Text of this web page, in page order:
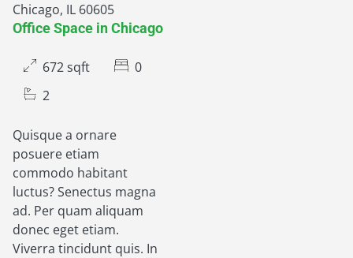
Chicago, IL 60605
Office Space in Chicago
672 sqft
0
2
Quisque a ornare
posuere etiam
commodo habitant
luctus? Senectus magna
ad. Per quam aliquam
donec eget etiam.
Viverra tincidunt quis. In